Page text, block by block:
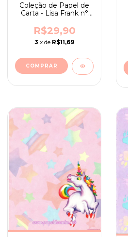
Coleção de Papel de
Carta - Lisa Frank n°
R$29,90
3 x de R$11,69